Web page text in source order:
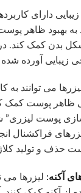
دارای
به بهبود ظاهر
بدن کمک کند. در
زیبایی آورده
می توانند
ظاهر پوست کمک
پوست لیزری”
لیزرهای
حذف و تولید
لیزرها می